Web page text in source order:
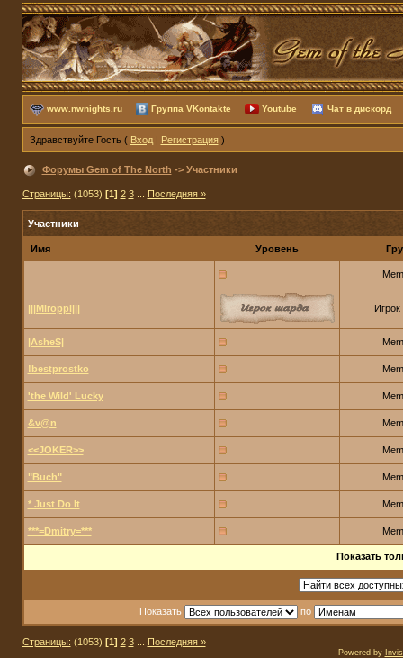
www.nwnights.ru Группа VKontakte Youtube Чат в дискорд
Здравствуйте Гость ( Вход| Регистрация)
Форумы Gem of The North -> Участники
Страницы: (1053) [1] 2 3... Последняя »
Участники
Имя Уровень
|||Miroppi|||
|AsheS|
!bestprostko
'the Wild' Lucky
&v@n
<<JOKER>>
"Buch"
* Just Do It
***=Dmitry=***
Показать
Показать по
Страницы: (1053) [1] 2 3... Последняя »
Powered by